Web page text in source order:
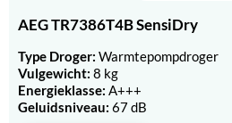
AEG TR7386T4B SensiDry
Type Droger: Warmtepompdroger
Vulgewicht: 8 kg
Energieklasse: A+++
Geluidsniveau: 67 dB